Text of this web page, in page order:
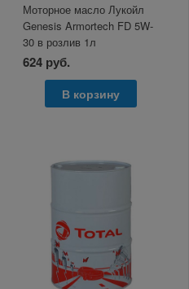
Моторное масло Лукойл
Genesis Armortech FD 5W-
30 в розлив 1л
624 руб.
В корзину